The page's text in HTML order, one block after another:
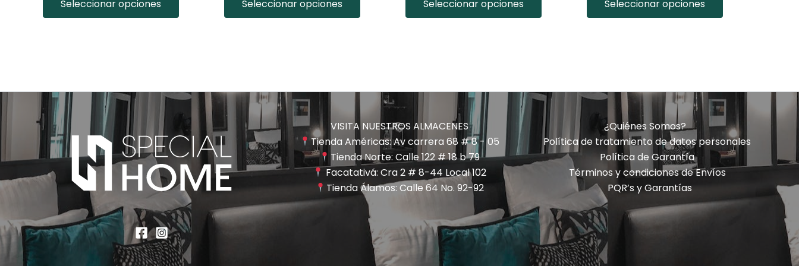
Seleccionar opciones Seleccionar opciones Seleccionar opciones Seleccionar opciones
VISITA NUESTROS ALMACENES
Tienda Américas: Av carrera 68 # 8 - 05
Tienda Norte: Calle 122 # 18 b 79
Facatativá: Cra 2 # 8-44 Local 102
Tienda Álamos: Calle 64 No. 92-92
¿Quiénes Somos?
Política de tratamiento de datos personales
Política de Garantía
Términos y condiciones de Envíos
PQR’s y Garantías